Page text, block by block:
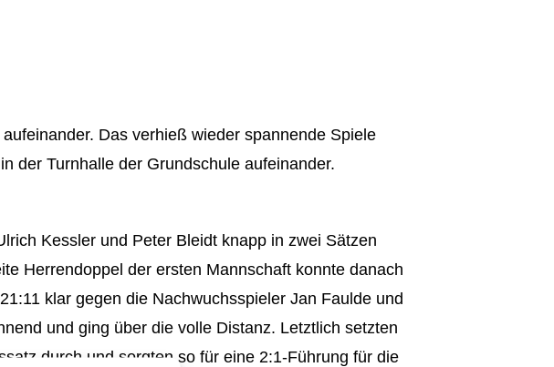
Das verhieß wieder spannende Spiele
der Turnhalle der Grundschule aufeinander.
Kessler und Peter Bleidt knapp in zwei Sätzen
Herrendoppel der ersten Mannschaft konnte danach
klar gegen die Nachwuchsspieler Jan Faulde und
und ging über die volle Distanz. Letztlich setzten
durch und sorgten so für eine 2:1-Führung für die